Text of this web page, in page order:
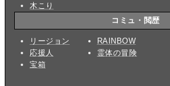
木こり
コミュ・閲歴
リージョン
応援人
宝箱
RAINBOW
霊体の冒険